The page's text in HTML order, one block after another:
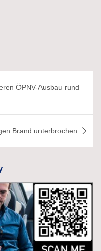
ÖPNV-Ausbau rund
Brand unterbrochen